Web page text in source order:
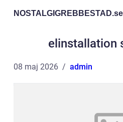
NOSTALGIGREBBESTAD.se
elinstallation
08 maj 2026 admin